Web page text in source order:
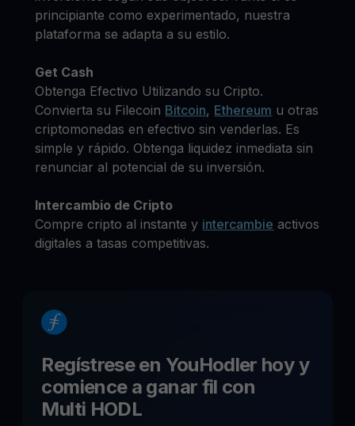
principiante como experimentado, nuestra
plataforma se adapta a su estilo.
Get Cash
Obtenga Efectivo Utilizando su Cripto.
Convierta su Filecoin Bitcoin, Ethereum u otras
criptomonedas en efectivo sin venderlas. Es
simple y rápido. Obtenga liquidez inmediata sin
renunciar al potencial de su inversión.
Intercambio de Cripto
Compre cripto al instante y intercambie activos
digitales a tasas competitivas.
Regístrese en YouHodler hoy y
comience a ganar fil con
Multi HODL